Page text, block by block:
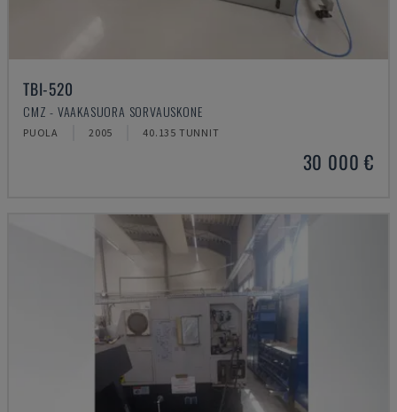
TBI-520
CMZ - VAAKASUORA SORVAUSKONE
PUOLA 2005 40.135 TUNNIT
30 000 €